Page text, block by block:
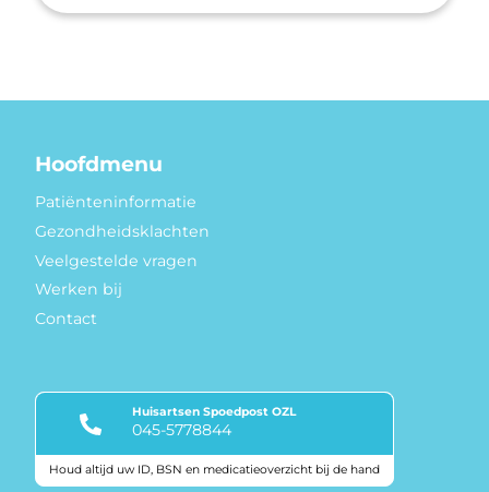
Hoofdmenu
Patiënteninformatie
Gezondheidsklachten
Veelgestelde vragen
Werken bij
Contact
Huisartsen Spoedpost OZL
045-5778844
Houd altijd uw ID, BSN en medicatieoverzicht bij de hand